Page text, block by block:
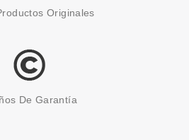
Originales
De Garantía